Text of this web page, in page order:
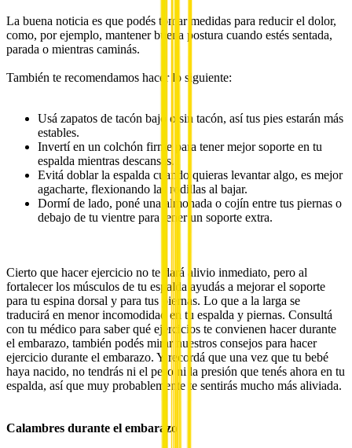
La buena noticia es que podés tomar medidas para reducir el dolor,
como, por ejemplo, mantener buena postura cuando estés sentada,
parada o mientras caminás.
También te recomendamos hacer lo siguiente:
Usá zapatos de tacón bajo o sin tacón, así tus pies estarán más
estables.
Invertí en un colchón firme para tener mejor soporte en tu
espalda mientras descansás.
Evitá doblar la espalda cuando quieras levantar algo, es mejor
agacharte, flexionando las rodillas al bajar.
Dormí de lado, poné una almohada o cojín entre tus piernas o
debajo de tu vientre para tener un soporte extra.
Cierto que hacer ejercicio no te dará alivio inmediato, pero al
fortalecer los músculos de tu espalda ayudás a mejorar el soporte
para tu espina dorsal y para tus piernas. Lo que a la larga se
traducirá en menor incomodidad en tu espalda y piernas. Consultá
con tu médico para saber qué ejercicios te convienen hacer durante
el embarazo, también podés mirar nuestros consejos para hacer
ejercicio durante el embarazo. Y recordá que una vez que tu bebé
haya nacido, no tendrás ni el peso ni la presión que tenés ahora en tu
espalda, así que muy probablemente te sentirás mucho más aliviada.
Calambres durante el embarazo